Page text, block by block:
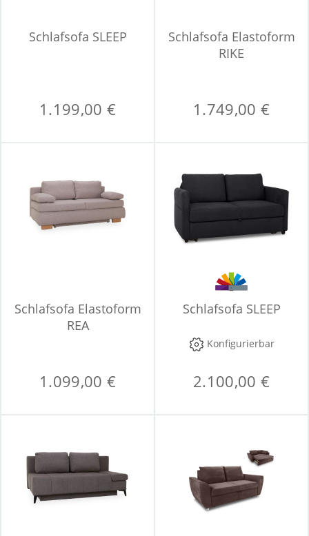
Schlafsofa SLEEP
1.199,00 €
Schlafsofa Elastoform
RIKE
1.749,00 €
Schlafsofa Elastoform
REA
1.099,00 €
Schlafsofa SLEEP
Konfigurierbar
2.100,00 €